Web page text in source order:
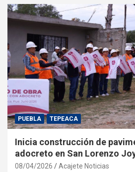
PUEBLA TEPEACA
Inicia construcción de
adocreto en San Lorenzo
08/04/2026 Acajete Noticias